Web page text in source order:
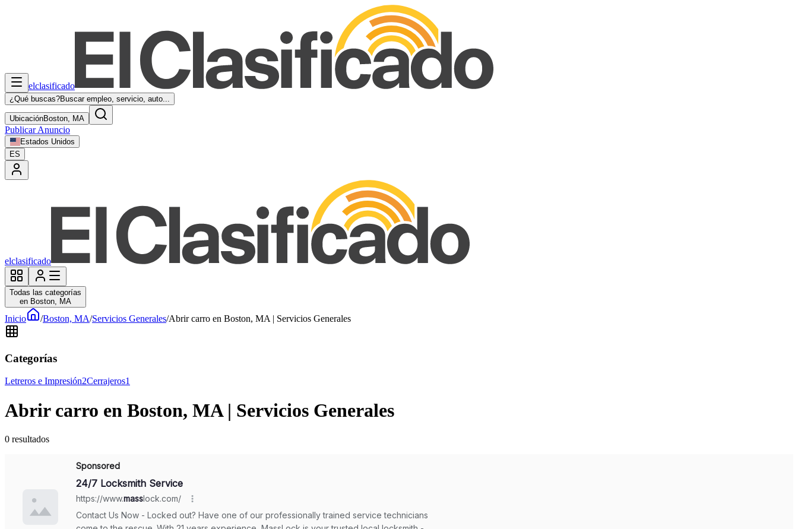
elclasificado
¿Qué buscas?Buscar empleo, servicio, auto...
UbicaciónBoston, MA
Publicar Anuncio
Estados Unidos
ES
elclasificado
Todas las categorías
en Boston, MA
Inicio /Boston, MA/Servicios Generales/Abrir carro en Boston, MA | Servicios Generales
Categorías
Letreros e Impresión2Cerrajeros1
Abrir carro en Boston, MA | Servicios Generales
0 resultados